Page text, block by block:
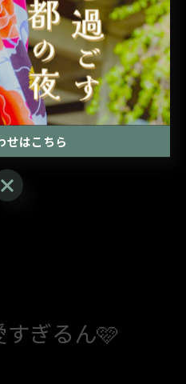
ぎるん🩷
せはこちら
せはこちら